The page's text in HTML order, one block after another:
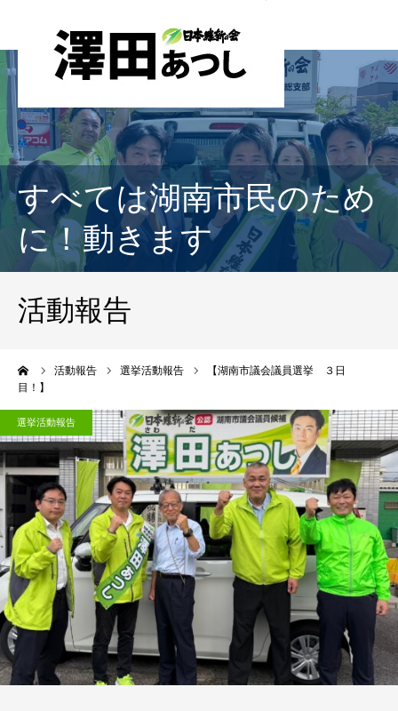
すべては湖南市民のため
に！動きます
活動報告
活動報告 選挙活動報告
【湖南市議会議員選挙 ３日
目！】
選挙活動報告